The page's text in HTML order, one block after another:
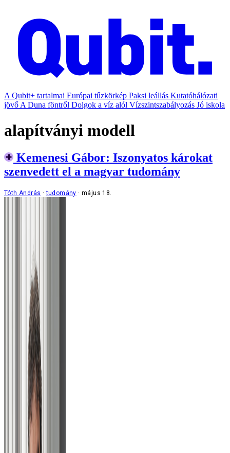
A Qubit+ tartalmai Európai tűzkörkép Paksi leállás Kutatóhálózati
jövő A Duna föntről Dolgok a víz alól Vízszintszabályozás Jó iskola
alapítványi modell
Kemenesi Gábor: Iszonyatos károkat
szenvedett el a magyar tudomány
Tóth András tudomány május 18.